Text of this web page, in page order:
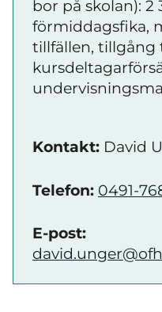
bor på skolan):
förmiddagsfika,
tillfällen, tillgång
Kontakt: David
Telefon: 0491-768
E-post: